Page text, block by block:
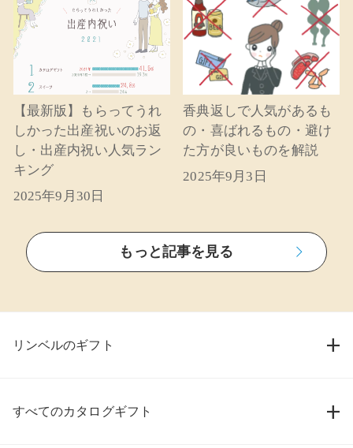
【最新版】もらってうれ
しかった出産祝いのお返
し・出産内祝い人気ラン
キング
2025年9月30日
香典返しで人気があるも
の・喜ばれるもの・避け
た方が良いものを解説
2025年9月3日
もっと記事を見る
リンベルのギフト
すべてのカタログギフト